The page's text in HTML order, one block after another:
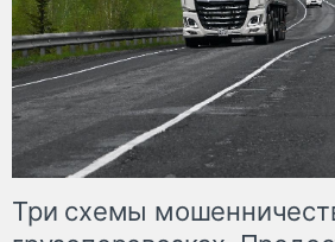
Три схемы